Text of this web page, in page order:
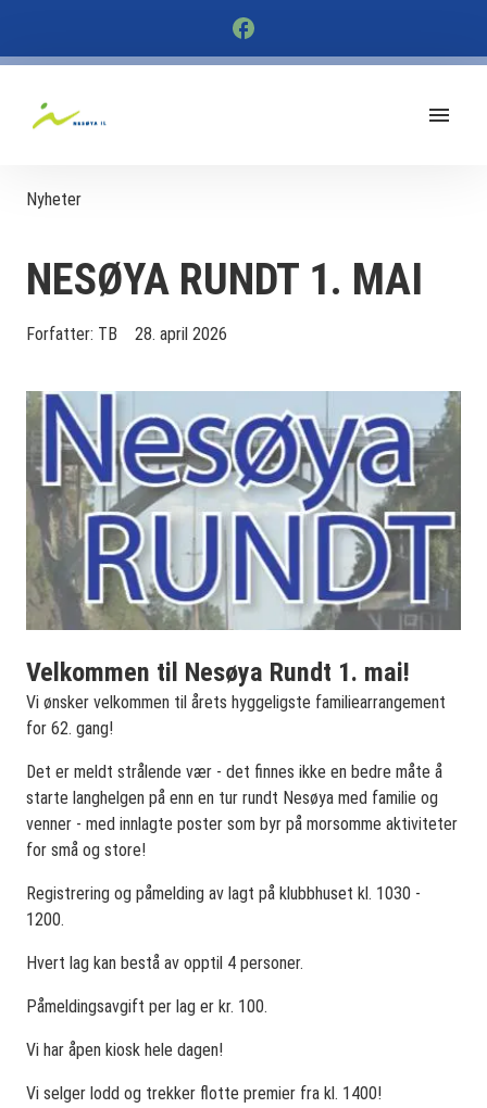
Nyheter
NESØYA RUNDT 1. MAI
Forfatter: TB 28. april 2026
Velkommen til Nesøya Rundt 1. mai!
Vi ønsker velkommen til årets hyggeligste familiearrangement
for 62. gang!
Det er meldt strålende vær - det finnes ikke en bedre måte å
starte langhelgen på enn en tur rundt Nesøya med familie og
venner - med innlagte poster som byr på morsomme aktiviteter
for små og store!
Registrering og påmelding av lagt på klubbhuset kl. 1030 -
1200.
Hvert lag kan bestå av opptil 4 personer.
Påmeldingsavgift per lag er kr. 100.
Vi har åpen kiosk hele dagen!
Vi selger lodd og trekker flotte premier fra kl. 1400!